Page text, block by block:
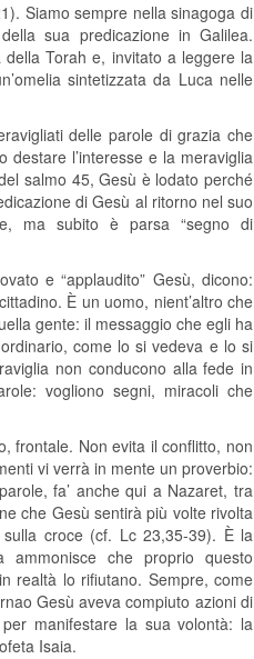
Siamo sempre nella sinagoga di
sua predicazione in Galilea.
Torah e, invitato a leggere la
sintetizzata da Luca nelle
delle parole di grazia che
destare l’interesse e la meraviglia
salmo 45, Gesù è lodato perché
di Gesù al ritorno nel suo
ma subito è parsa “segno di
e “applaudito” Gesù, dicono:
È un uomo, nient’altro che
gente: il messaggio che egli ha
come lo si vedeva e lo si
non conducono alla fede in
vogliono segni, miracoli che
frontale. Non evita il conflitto, non
vi verrà in mente un proverbio:
fa’ anche qui a Nazaret, tra
che Gesù sentirà più volte rivolta
croce (cf. Lc 23,35-39). È la
che proprio questo
realtà lo rifiutano. Sempre, come
Gesù aveva compiuto azioni di
manifestare la sua volontà: la
Isaia.